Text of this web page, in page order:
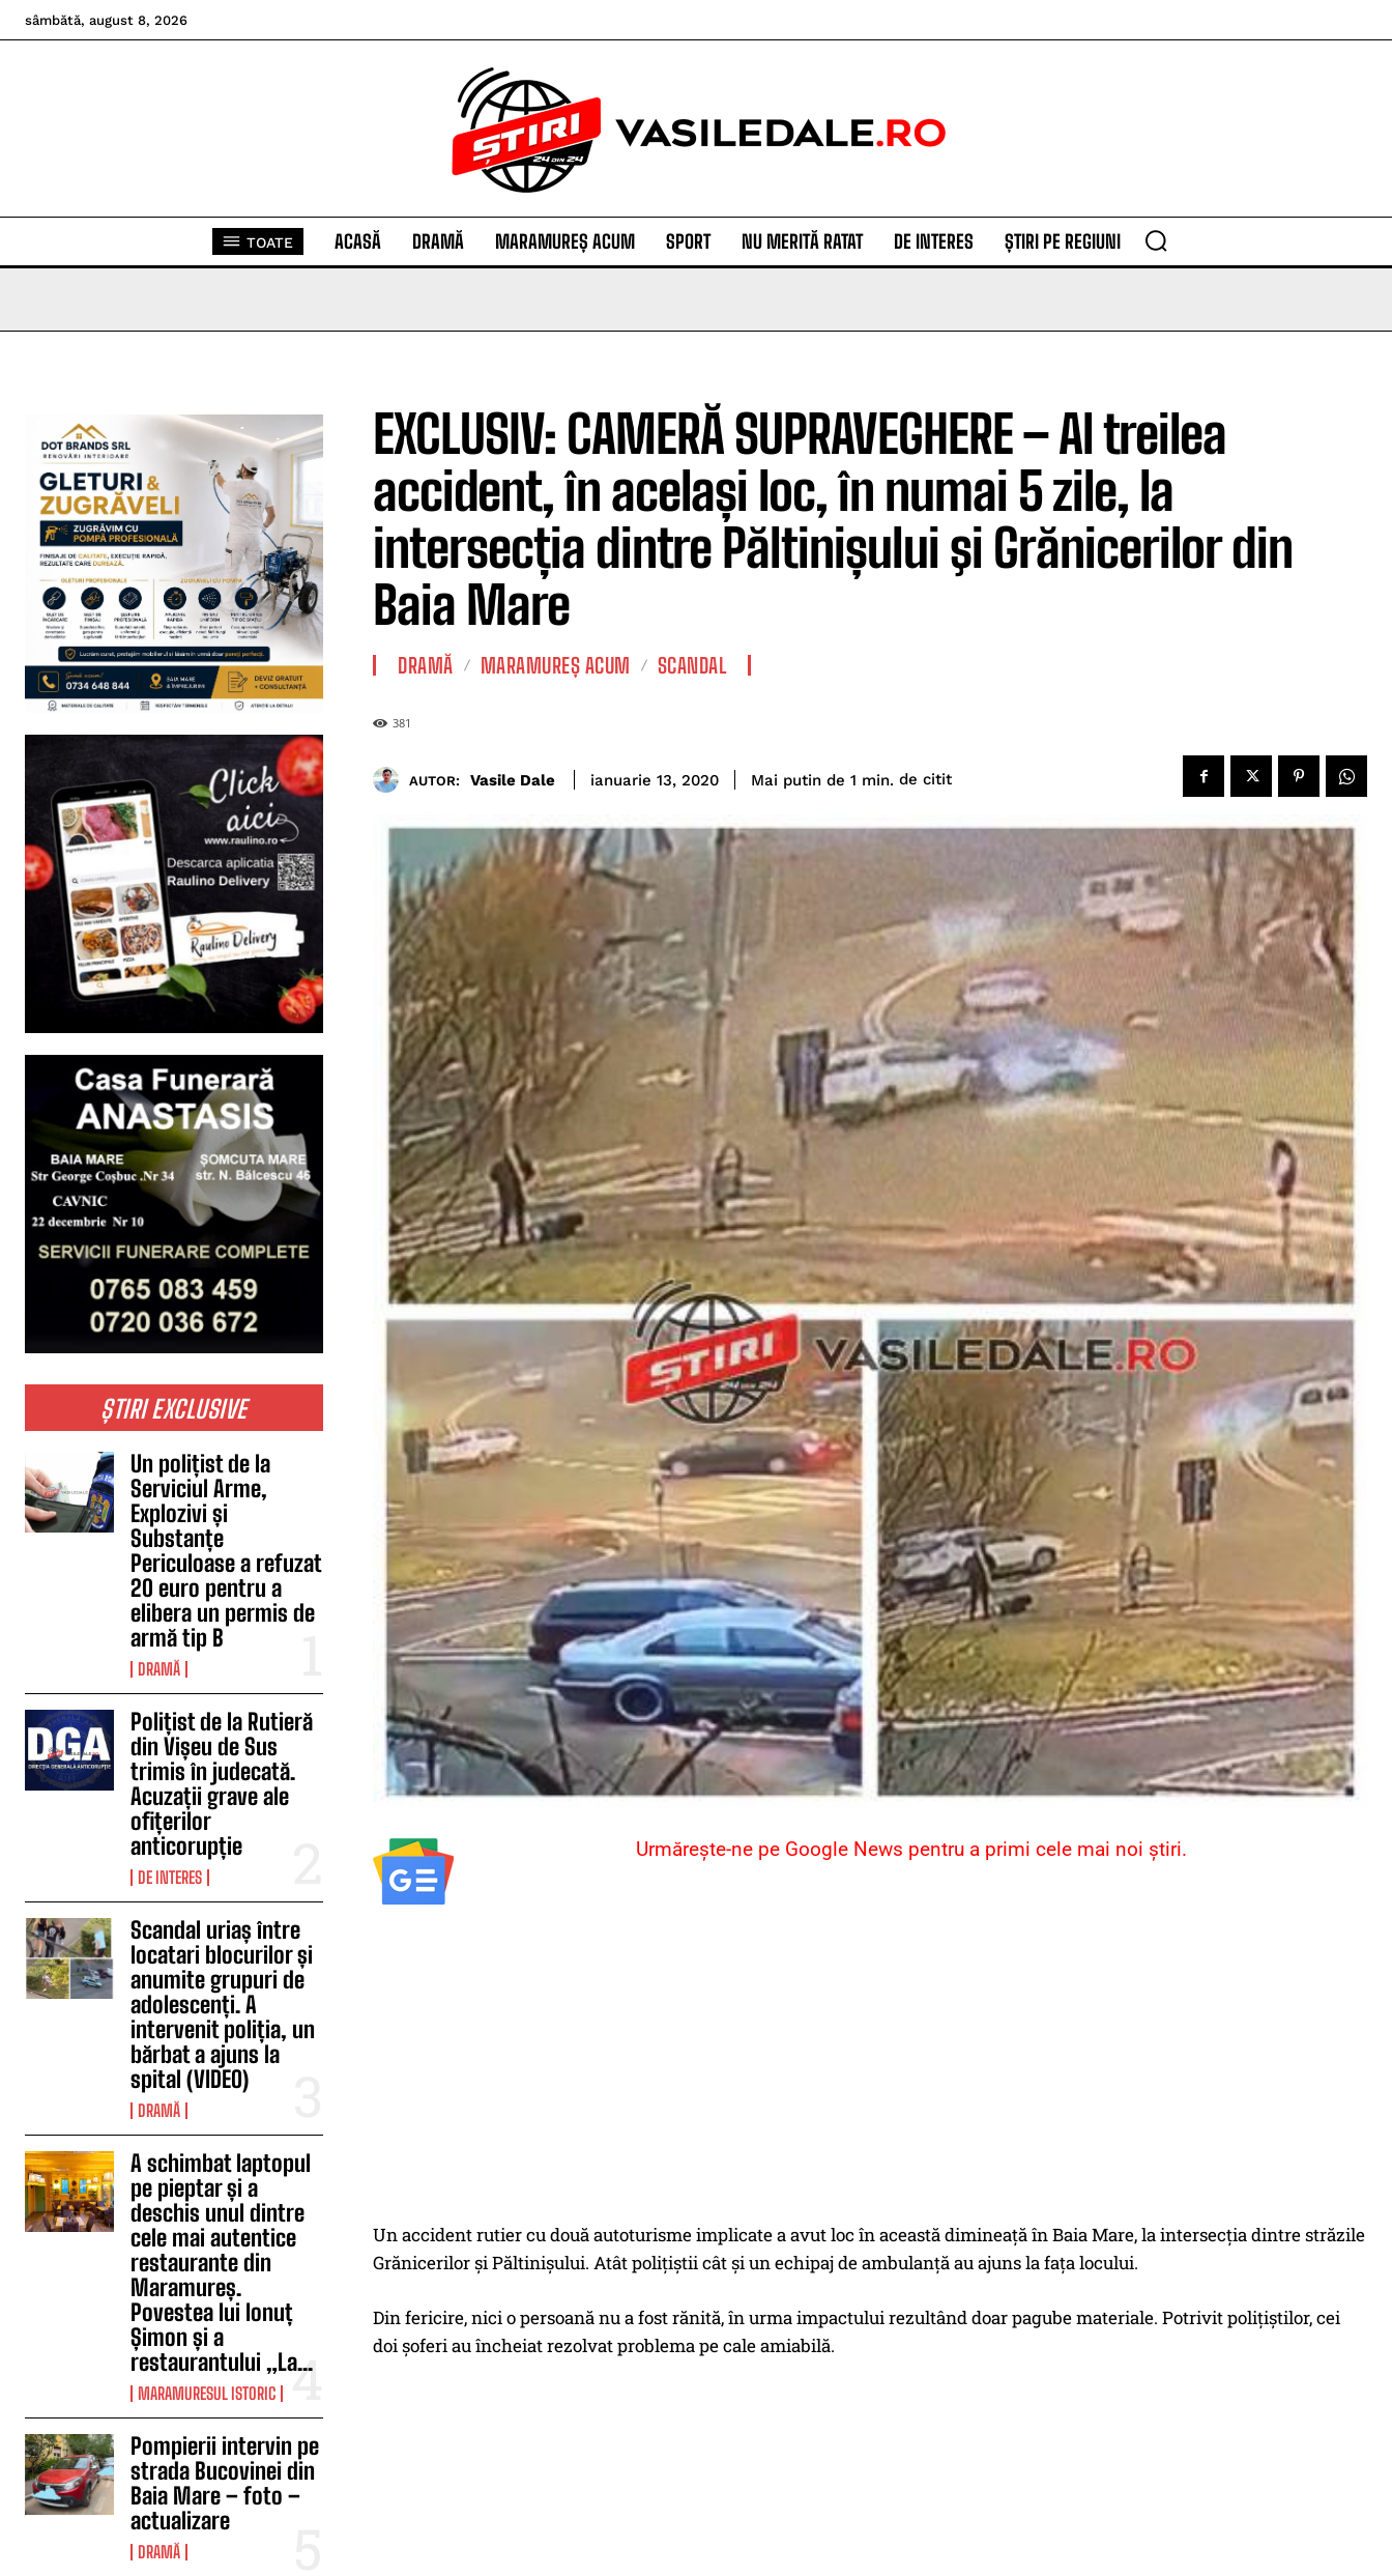
sâmbătă, august 8, 2026
TOATE ACASĂ DRAMĂ MARAMUREȘ ACUM SPORT NU MERITĂ RATAT DE INTERES ȘTIRI PE REGIUNI
ȘTIRI EXCLUSIVE
Un polițist de la
Serviciul Arme,
Explozivi și
Substanțe
Periculoase a refuzat
20 euro pentru a
elibera un permis de
armă tip B
DRAMĂ
Polițist de la Rutieră
din Vișeu de Sus
trimis în judecată.
Acuzații grave ale
ofițerilor
anticorupție
DE INTERES
Scandal uriaș între
locatari blocurilor și
anumite grupuri de
adolescenți. A
intervenit poliția, un
bărbat a ajuns la
spital (VIDEO)
DRAMĂ
A schimbat laptopul
pe pieptar și a
deschis unul dintre
cele mai autentice
restaurante din
Maramureș.
Povestea lui Ionuț
Șimon și a
restaurantului „La...
MARAMURESUL ISTORIC
Pompierii intervin pe
strada Bucovinei din
Baia Mare – foto –
actualizare
DRAMĂ
EXCLUSIV: CAMERĂ SUPRAVEGHERE – Al treilea
accident, în același loc, în numai 5 zile, la
intersecția dintre Păltinișului şi Grănicerilor din
Baia Mare
DRAMĂ MARAMUREȘ ACUM SCANDAL
381
AUTOR: Vasile Dale ianuarie 13, 2020 Mai putin de 1 min. de citit
Urmărește-ne pe Google News pentru a primi cele mai noi știri.
Un accident rutier cu două autoturisme implicate a avut loc în această dimineață în Baia Mare, la intersecția dintre străzile
Grănicerilor și Păltinișului. Atât polițiștii cât și un echipaj de ambulanță au ajuns la fața locului.
Din fericire, nici o persoană nu a fost rănită, în urma impactului rezultând doar pagube materiale. Potrivit polițiștilor, cei
doi șoferi au încheiat rezolvat problema pe cale amiabilă.